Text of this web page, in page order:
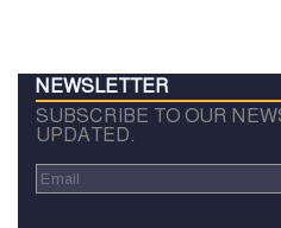
NEWSLETTER
SUBSCRIBE TO OUR
UPDATED.